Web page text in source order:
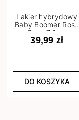
Lakier hybrydowy
Baby Boomer Rose
Base 7,2 ml
39,99 zł
DO KOSZYKA